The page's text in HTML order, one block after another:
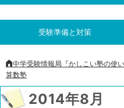
受験準備と対策
中学受験情報局『かしこい塾の使い
算数塾
2014年8月